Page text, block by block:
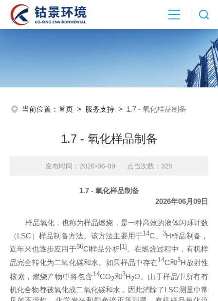
当前位置： 首页 > 服务支持 > 1.7 - 氧化样品制备
1.7 - 氧化样品制备
发布时间：2026-06-09 点击次数：329
1.7 - 氧化样品制备
2026年06月 09 日
样品氧化，也称为样品燃烧，是一种高效的液体闪烁计数
（LSC）样品制备方法。该方法主要用于14C、 3H样品制备，
近年来也逐步应用于36Cl样品分析[1] 。在燃烧过程中，有机样
品完全转化为二氧化碳和水。如果样品中存在14C和3H放射性
核素，燃烧产物中将包含 14CO2和3H2O。由于样品中所有有
机化合物都被氧化成二氧化碳和水，因此消除了LSC测量中常